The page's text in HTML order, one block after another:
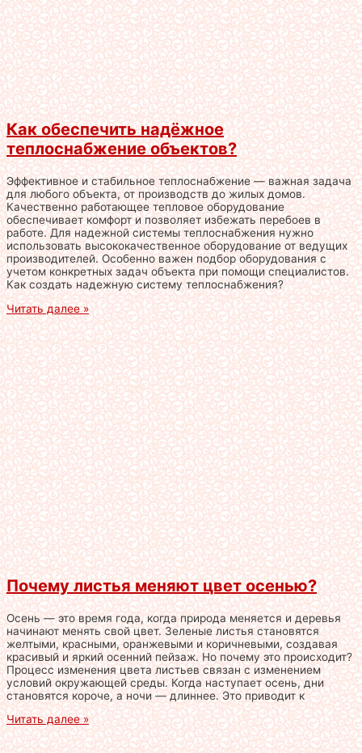
Как обеспечить надёжное
теплоснабжение объектов?
Эффективное и стабильное теплоснабжение — важная задача
для любого объекта, от производств до жилых домов.
Качественно работающее тепловое оборудование
обеспечивает комфорт и позволяет избежать перебоев в
работе. Для надежной системы теплоснабжения нужно
использовать высококачественное оборудование от ведущих
производителей. Особенно важен подбор оборудования с
учетом конкретных задач объекта при помощи специалистов.
Как создать надежную систему теплоснабжения?
Читать далее »
Почему листья меняют цвет осенью?
Осень — это время года, когда природа меняется и деревья
начинают менять свой цвет. Зеленые листья становятся
желтыми, красными, оранжевыми и коричневыми, создавая
красивый и яркий осенний пейзаж. Но почему это происходит?
Процесс изменения цвета листьев связан с изменением
условий окружающей среды. Когда наступает осень, дни
становятся короче, а ночи — длиннее. Это приводит к
Читать далее »